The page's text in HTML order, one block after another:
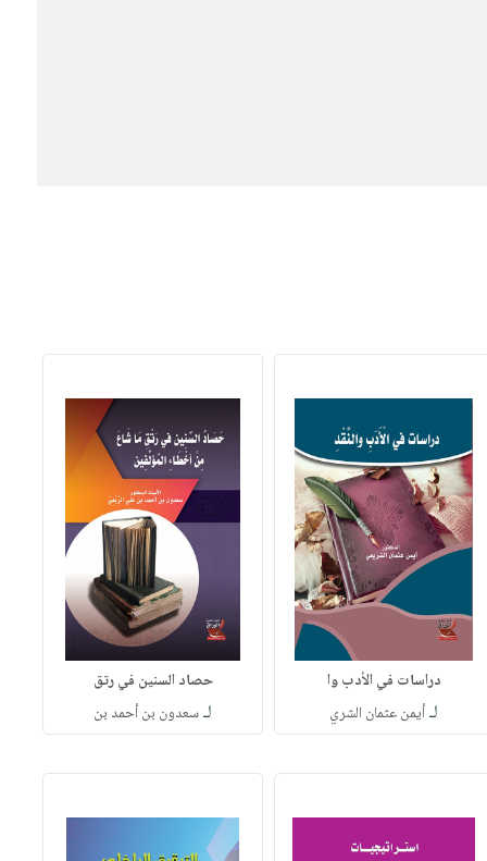
دراسات في الأدب وا
لـأيمن عثمان الشري
حصاد السنين في رتق
لـسعدون بن أحمد بن